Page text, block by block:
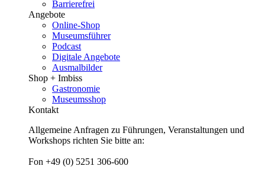
Barrierefrei
Angebote
Online-Shop
Museumsführer
Podcast
Digitale Angebote
Ausmalbilder
Shop + Imbiss
Gastronomie
Museumsshop
Kontakt
Allgemeine Anfragen zu Führungen, Veranstaltungen und
Workshops richten Sie bitte an:
Fon +49 (0) 5251 306-600